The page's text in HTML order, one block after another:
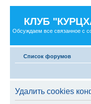
КЛУБ
Обсуждаем все связанное с
Список форумов
Удалить cookies